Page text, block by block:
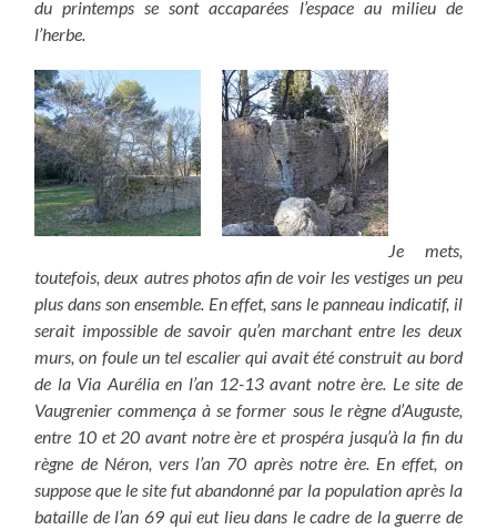
du printemps se sont accaparées l’espace au milieu de
l’herbe.
Je mets,
toutefois, deux autres photos afin de voir les vestiges un peu
plus dans son ensemble. En effet, sans le panneau indicatif, il
serait impossible de savoir qu’en marchant entre les deux
murs, on foule un tel escalier qui avait été construit au bord
de la Via Aurélia en l’an 12-13 avant notre ère. Le site de
Vaugrenier commença à se former sous le règne d’Auguste,
entre 10 et 20 avant notre ère et prospéra jusqu’à la fin du
règne de Néron, vers l’an 70 après notre ère. En effet, on
suppose que le site fut abandonné par la population après la
bataille de l’an 69 qui eut lieu dans le cadre de la guerre de